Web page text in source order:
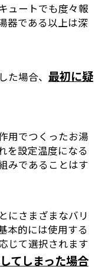
ュートでも度々報
器である以上は深
た場合、 最初に疑
用でつくったお湯
を設定温度になる
みであることはす
にさまざまなバリ
本的には使用する
じて選択されます
てしまった場合